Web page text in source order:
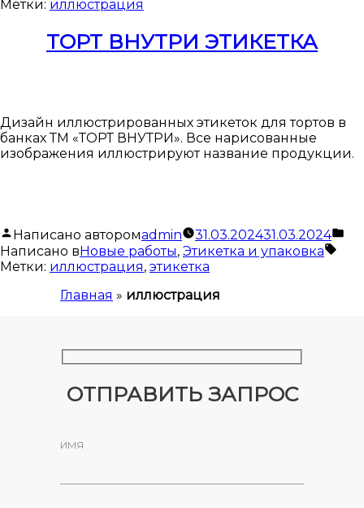
Метки: иллюстрация
ТОРТ ВНУТРИ ЭТИКЕТКА
Дизайн иллюстрированных этикеток для тортов в
банках ТМ «ТОРТ ВНУТРИ». Все нарисованные
изображения иллюстрируют название продукции.
Написано авторомadmin 31.03.202431.03.2024
Написано вНовые работы, Этикетка и упаковка
Метки: иллюстрация, этикетка
Главная » иллюстрация
ОТПРАВИТЬ ЗАПРОС
ИМЯ